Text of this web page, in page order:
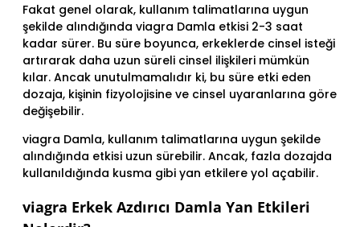
Fakat genel olarak, kullanım talimatlarına uygun
şekilde alındığında viagra Damla etkisi 2-3 saat
kadar sürer. Bu süre boyunca, erkeklerde cinsel isteği
artırarak daha uzun süreli cinsel ilişkileri mümkün
kılar. Ancak unutulmamalıdır ki, bu süre etki eden
dozaja, kişinin fizyolojisine ve cinsel uyaranlarına göre
değişebilir.
viagra Damla, kullanım talimatlarına uygun şekilde
alındığında etkisi uzun sürebilir. Ancak, fazla dozajda
kullanıldığında kusma gibi yan etkilere yol açabilir.
viagra Erkek Azdırıcı Damla Yan Etkileri